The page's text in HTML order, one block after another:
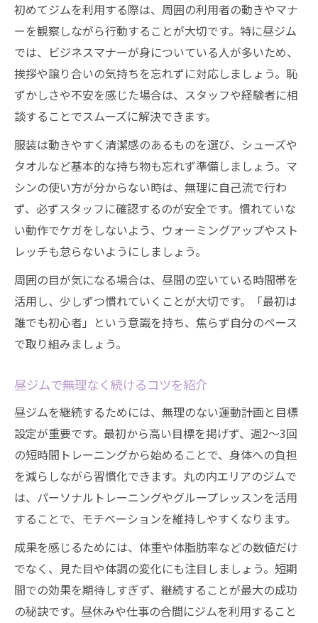
初めてジムを利用する際は、周囲の利用者の動きやマナ
ーを観察しながら行動することが大切です。特に昼ジム
では、ビジネスマナーが身についている人が多いため、
挨拶や譲り合いの気持ちを忘れずに対応しましょう。恥
ずかしさや不安を感じた場合は、スタッフや経験者に相
談することでスムーズに解決できます。
服装は動きやすく清潔感のあるものを選び、シューズや
タオルなど基本的な持ち物も忘れず準備しましょう。マ
シンの使い方が分からない時は、無理に自己流で行わ
ず、必ずスタッフに確認するのが安全です。慣れていな
い動作でケガをしないよう、ウォーミングアップやスト
レッチも怠らないようにしましょう。
周囲の目が気になる場合は、昼間の空いている時間帯を
活用し、少しずつ慣れていくことが大切です。「最初は
誰でも初心者」という意識を持ち、焦らず自分のペース
で取り組みましょう。
昼ジムで無理なく続けるコツを紹介
昼ジムを継続するためには、無理のない運動計画と目標
設定が重要です。最初から高い目標を掲げず、週2～3回
の短時間トレーニングから始めることで、身体への負担
を減らしながら習慣化できます。丸の内エリアのジムで
は、パーソナルトレーニングやグループレッスンを活用
することで、モチベーションを維持しやすくなります。
成果を感じるためには、体重や体脂肪率などの数値だけ
でなく、見た目や体調の変化にも注目しましょう。短期
間での効果を期待しすぎず、継続することが最大の成功
の秘訣です。昼休みや仕事の合間にジムを利用すること